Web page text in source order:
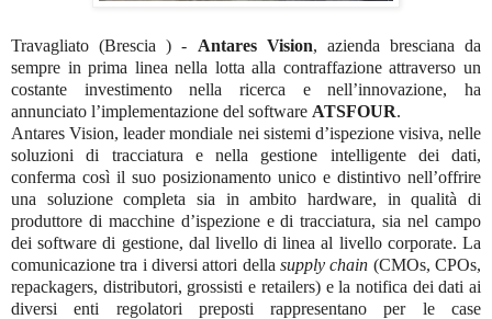
Travagliato (Brescia ) - Antares Vision, azienda bresciana da
sempre in prima linea nella lotta alla contraffazione attraverso un
costante investimento nella ricerca e nell’innovazione, ha
annunciato l’implementazione del software ATSFOUR.
Antares Vision, leader mondiale nei sistemi d’ispezione visiva, nelle
soluzioni di tracciatura e nella gestione intelligente dei dati,
conferma così il suo posizionamento unico e distintivo nell’offrire
una soluzione completa sia in ambito hardware, in qualità di
produttore di macchine d’ispezione e di tracciatura, sia nel campo
dei software di gestione, dal livello di linea al livello corporate. La
comunicazione tra i diversi attori della supply chain (CMOs, CPOs,
repackagers, distributori, grossisti e retailers) e la notifica dei dati ai
diversi enti regolatori preposti rappresentano per le case